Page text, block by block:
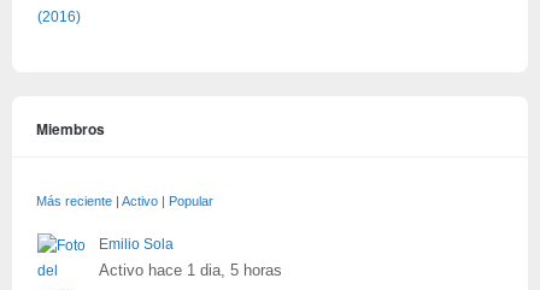
Miembros
Más reciente | Activo | Popular
Emilio Sola
Activo hace 1 dia, 5 horas